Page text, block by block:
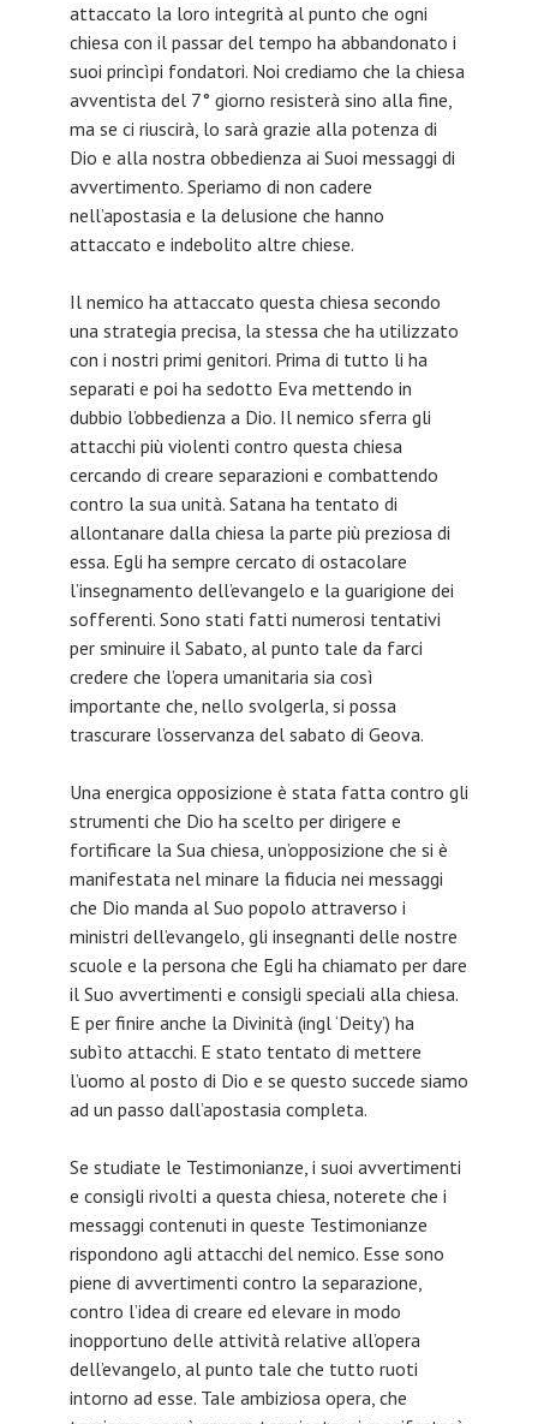
attaccato la loro integrità al punto che ogni
chiesa con il passar del tempo ha abbandonato i
suoi princìpi fondatori. Noi crediamo che la chiesa
avventista del 7° giorno resisterà sino alla fine,
ma se ci riuscirà, lo sarà grazie alla potenza di
Dio e alla nostra obbedienza ai Suoi messaggi di
avvertimento. Speriamo di non cadere
nell’apostasia e la delusione che hanno
attaccato e indebolito altre chiese.
Il nemico ha attaccato questa chiesa secondo
una strategia precisa, la stessa che ha utilizzato
con i nostri primi genitori. Prima di tutto li ha
separati e poi ha sedotto Eva mettendo in
dubbio l’obbedienza a Dio. Il nemico sferra gli
attacchi più violenti contro questa chiesa
cercando di creare separazioni e combattendo
contro la sua unità. Satana ha tentato di
allontanare dalla chiesa la parte più preziosa di
essa. Egli ha sempre cercato di ostacolare
l’insegnamento dell’evangelo e la guarigione dei
sofferenti. Sono stati fatti numerosi tentativi
per sminuire il Sabato, al punto tale da farci
credere che l’opera umanitaria sia così
importante che, nello svolgerla, si possa
trascurare l’osservanza del sabato di Geova.
Una energica opposizione è stata fatta contro gli
strumenti che Dio ha scelto per dirigere e
fortificare la Sua chiesa, un’opposizione che si è
manifestata nel minare la fiducia nei messaggi
che Dio manda al Suo popolo attraverso i
ministri dell’evangelo, gli insegnanti delle nostre
scuole e la persona che Egli ha chiamato per dare
il Suo avvertimenti e consigli speciali alla chiesa.
E per finire anche la Divinità (ingl ‘Deity’) ha
subìto attacchi. E stato tentato di mettere
l’uomo al posto di Dio e se questo succede siamo
ad un passo dall’apostasia completa.
Se studiate le Testimonianze, i suoi avvertimenti
e consigli rivolti a questa chiesa, noterete che i
messaggi contenuti in queste Testimonianze
rispondono agli attacchi del nemico. Esse sono
piene di avvertimenti contro la separazione,
contro l’idea di creare ed elevare in modo
inopportuno delle attività relative all’opera
dell’evangelo, al punto tale che tutto ruoti
intorno ad esse. Tale ambiziosa opera, che